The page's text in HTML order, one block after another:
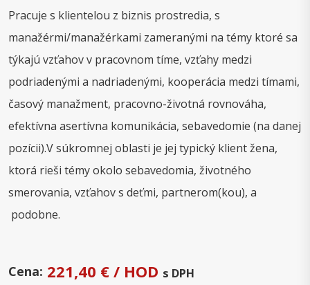
Pracuje s klientelou z biznis prostredia, s
manažérmi/manažérkami zameranými na témy ktoré sa
týkajú vzťahov v pracovnom tíme, vzťahy medzi
podriadenými a nadriadenými, kooperácia medzi tímami,
časový manažment, pracovno-životná rovnováha,
efektívna asertívna komunikácia, sebavedomie (na danej
pozícii).V súkromnej oblasti je jej typický klient žena,
ktorá rieši témy okolo sebavedomia, životného
smerovania, vzťahov s deťmi, partnerom(kou), a
podobne.
Cena: 221,40 € / HOD s DPH